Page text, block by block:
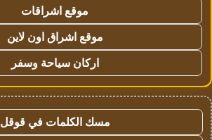
موقع اشراقات
موقع اشراق اون لاين
اركان سياحة وسفر
مسك الكلمات في قوقل